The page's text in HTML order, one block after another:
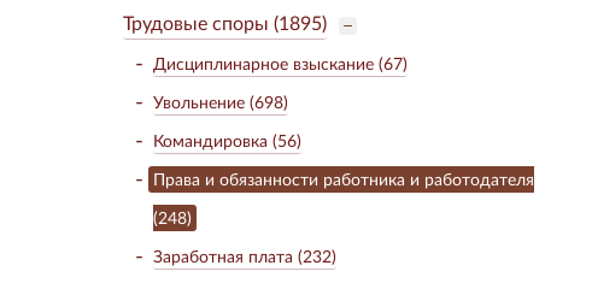
Трудовые споры (1895)
Дисциплинарное взыскание (67)
Увольнение (698)
Командировка (56)
Права и обязанности работника и работодателя
(248)
Заработная плата (232)